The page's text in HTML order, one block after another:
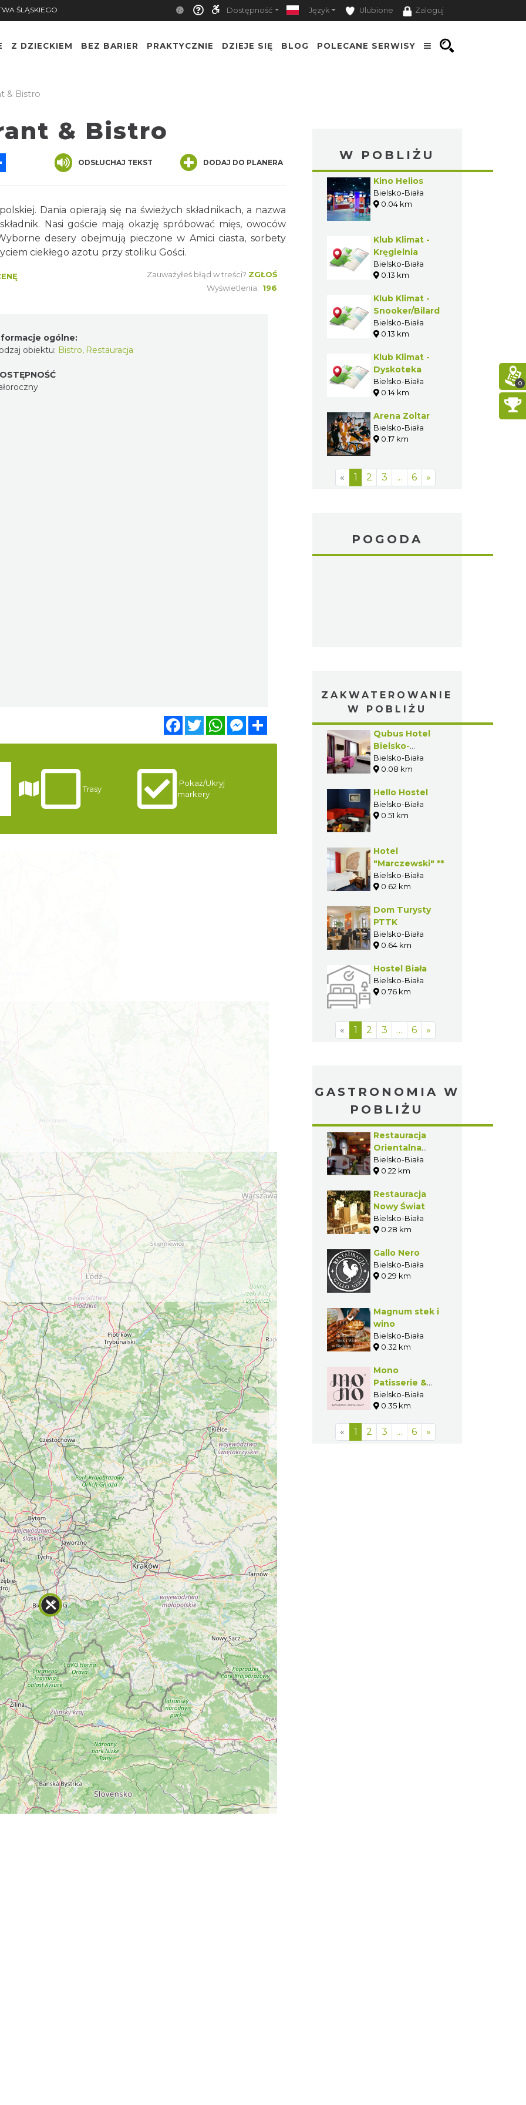
ŚLĄSKIEGO Dostępność Język Ulubione Zaloguj
Z DZIECKIEM BEZ BARIER PRAKTYCZNIE DZIEJE SIĘ BLOG POLECANE SERWISY
& Bistro
& Bistro
ODSŁUCHAJ TEKST DODAJ DO PLANERA
Dania opierają się na świeżych składnikach, a nazwa
Nasi goście mają okazję spróbować mięs, owoców
desery obejmują pieczone w Amici ciasta, sorbety
ciekłego azotu przy stoliku Gości.
Zauważyłeś błąd w treści? ZGŁOŚ
Wyświetlenia: 196
ogólne:
obiektu: Bistro, Restauracja
FacebookTwitterWhatsAppMessenger
Trasy
Pokaż/Ukryj
markery
W POBLIŻU
Kino Helios
Bielsko-Biała
0.04 km
Klub Klimat -
Kręgielnia
Bielsko-Biała
0.13 km
Klub Klimat -
Snooker/Bilard
Bielsko-Biała
0.13 km
Klub Klimat -
Dyskoteka
Bielsko-Biała
0.14 km
Arena Zoltar
Bielsko-Biała
0.17 km
« 1 2 3 … 6 »
POGODA
ZAKWATEROWANIE
W POBLIŻU
Qubus Hotel
Bielsko-
Biała****
Bielsko-Biała
0.08 km
Hello Hostel
Bielsko-Biała
0.51 km
Hotel
"Marczewski" **
Bielsko-Biała
0.62 km
Dom Turysty
PTTK
Bielsko-Biała
0.64 km
Hostel Biała
Bielsko-Biała
0.76 km
« 1 2 3 … 6 »
GASTRONOMIA W
POBLIŻU
Restauracja
Orientalna
Adona
Bielsko-Biała
0.22 km
Restauracja
Nowy Świat
Bielsko-Biała
0.28 km
Gallo Nero
Bielsko-Biała
0.29 km
Magnum stek i
wino
Bielsko-Biała
0.32 km
Mono
Patisserie &
Bistro
Bielsko-Biała
0.35 km
« 1 2 3 … 6 »
0